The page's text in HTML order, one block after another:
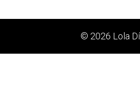
© 2026 Lola